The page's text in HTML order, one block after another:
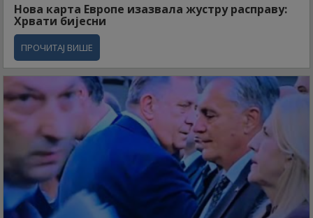
Нова карта Европе изазвала жустру расправу:
Хрвати бијесни
ПРОЧИТАЈ ВИШЕ